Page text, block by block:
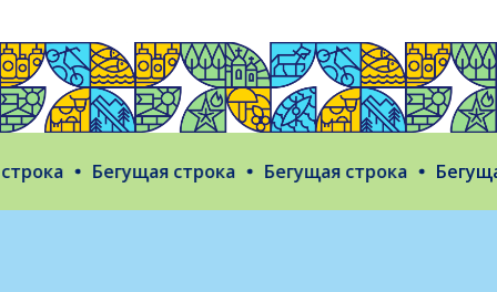
Бегущая строка Бегущая строка